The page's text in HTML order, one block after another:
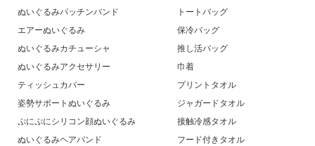
ぬいぐるみパッチンバンド
エアーぬいぐるみ
ぬいぐるみカチューシャ
ぬいぐるみアクセサリー
ティッシュカバー
姿勢サポートぬいぐるみ
ぷにぷにシリコン顔ぬいぐるみ
ぬいぐるみヘアバンド
トートバッグ
保冷バッグ
推し活バッグ
巾着
プリントタオル
ジャガードタオル
接触冷感タオル
フード付きタオル